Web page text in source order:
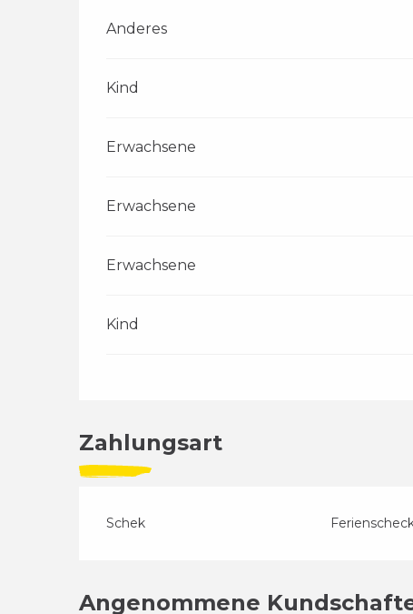
Anderes
Kind
Erwachsene
Erwachsene
Erwachsene
Kind
Zahlungsart
Schek
Angenommene